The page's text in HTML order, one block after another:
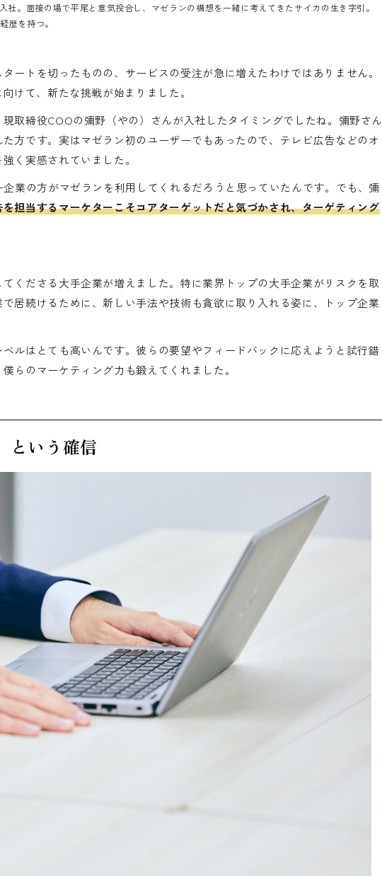
。面接の場で平尾と意気投合し、マゼランの構想を一緒に考えてきたサイカの生き字引。
歴を持つ。
ートを切ったものの、サービスの受注が急に増えたわけではありません。
けて、新たな挑戦が始まりました。
取締役COOの彌野（やの）さんが入社したタイミングでしたね。彌野さん
方です。実はマゼラン初のユーザーでもあったので、テレビ広告などのオ
く実感されていました。
業の方がマゼランを利用してくれるだろうと思っていたんです。でも、彌
担当するマーケターこそコアターゲットだと気づかされ、ターゲティング
くださる大手企業が増えました。特に業界トップの大手企業がリスクを取
居続けるために、新しい手法や技術も貪欲に取り入れる姿に、トップ企業
ルはとても高いんです。彼らの要望やフィードバックに応えようと試行錯
らのマーケティング力も鍛えてくれました。
という確信